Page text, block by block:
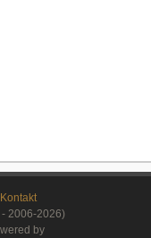
Kontakt
2006-2026)
by